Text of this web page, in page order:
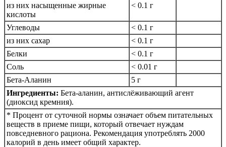
из них насыщенные жирные
кислоты
< 0.1 г
Углеводы
< 0.1 г
из них сахар
< 0.1 г
Белки
< 0.1 г
Соль
< 0.01 г
Бета-Аланин
5 г
Ингредиенты: Бета-аланин, антислёживающий агент
(диоксид кремния).
* Процент от суточной нормы означает объем питательных
веществ в приеме пищи, который отвечает нуждам
повседневного рациона. Рекомендация употреблять 2000
калорий в день имеет общий характер.